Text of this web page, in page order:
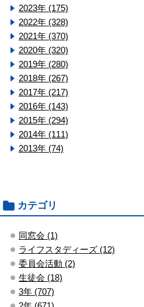
2023年 (175)
2022年 (328)
2021年 (370)
2020年 (320)
2019年 (280)
2018年 (267)
2017年 (217)
2016年 (143)
2015年 (294)
2014年 (111)
2013年 (74)
カテゴリ
同窓会 (1)
ライフスタディーズ (12)
委員会活動 (2)
生徒会 (18)
3年 (707)